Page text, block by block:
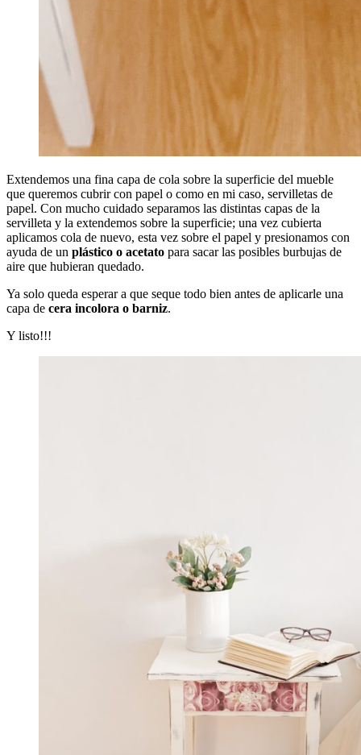
Extendemos una fina capa de cola sobre la superficie del mueble
que queremos cubrir con papel o como en mi caso, servilletas de
papel. Con mucho cuidado separamos las distintas capas de la
servilleta y la extendemos sobre la superficie; una vez cubierta
aplicamos cola de nuevo, esta vez sobre el papel y presionamos con
ayuda de un plástico o acetato para sacar las posibles burbujas de
aire que hubieran quedado.
Ya solo queda esperar a que seque todo bien antes de aplicarle una
capa de cera incolora o barniz.
Y listo!!!